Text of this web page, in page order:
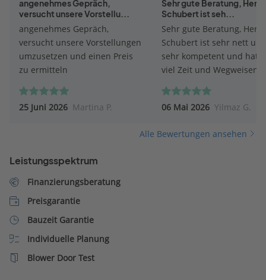
angenehmes Gepräch,
versucht unsere Vorstellu...
angenehmes Gepräch,
versucht unsere Vorstellungen
umzusetzen und einen Preis
zu ermitteln
25 Juni 2026 Martina P.
Sehr gute Beratung, Herr
Schubert ist seh...
Sehr gute Beratung, Herr
Schubert ist sehr nett und
sehr kompetent und hat
viel Zeit und Wegweisend
ganz andere Perspektive
eröffnet sehr zu Positiv.
mit Herrn Pit Schubert.
06 Mai 2026 Yilmaz G.
Alle Bewertungen ansehen
Leistungsspektrum
Finanzierungsberatung
Preisgarantie
Bauzeit Garantie
Individuelle Planung
Blower Door Test